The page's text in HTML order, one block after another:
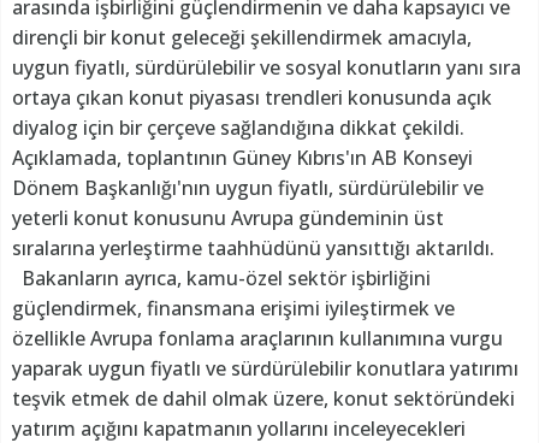
arasında işbirliğini güçlendirmenin ve daha kapsayıcı ve
dirençli bir konut geleceği şekillendirmek amacıyla,
uygun fiyatlı, sürdürülebilir ve sosyal konutların yanı sıra
ortaya çıkan konut piyasası trendleri konusunda açık
diyalog için bir çerçeve sağlandığına dikkat çekildi.
Açıklamada, toplantının Güney Kıbrıs'ın AB Konseyi
Dönem Başkanlığı'nın uygun fiyatlı, sürdürülebilir ve
yeterli konut konusunu Avrupa gündeminin üst
sıralarına yerleştirme taahhüdünü yansıttığı aktarıldı.
Bakanların ayrıca, kamu-özel sektör işbirliğini
güçlendirmek, finansmana erişimi iyileştirmek ve
özellikle Avrupa fonlama araçlarının kullanımına vurgu
yaparak uygun fiyatlı ve sürdürülebilir konutlara yatırımı
teşvik etmek de dahil olmak üzere, konut sektöründeki
yatırım açığını kapatmanın yollarını inceleyecekleri